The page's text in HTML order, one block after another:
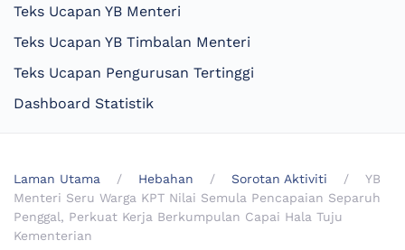
Teks Ucapan YB Menteri
Teks Ucapan YB Timbalan Menteri
Teks Ucapan Pengurusan Tertinggi
Dashboard Statistik
Laman Utama Hebahan Sorotan Aktiviti
YB
Menteri Seru Warga KPT Nilai Semula Pencapaian Separuh
Penggal, Perkuat Kerja Berkumpulan Capai Hala Tuju
Kementerian